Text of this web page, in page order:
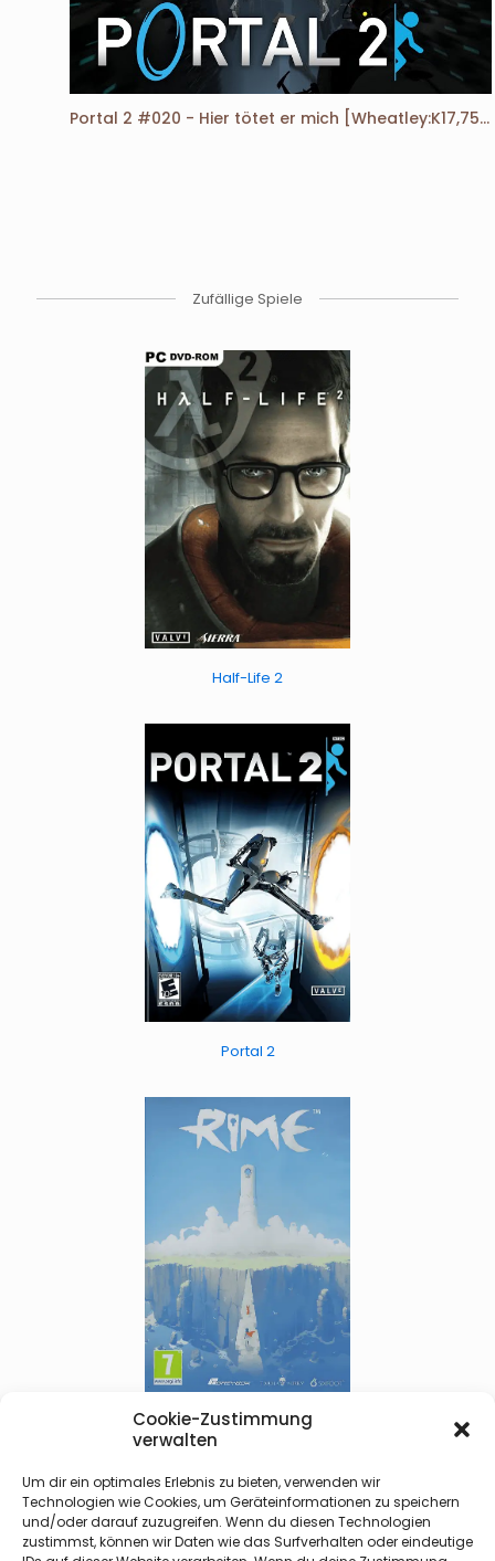
Cookie-Zustimmung
verwalten
Um dir ein optimales Erlebnis zu bieten, verwenden wir
Technologien wie Cookies, um Geräteinformationen zu speichern
und/oder darauf zuzugreifen. Wenn du diesen Technologien
zustimmst, können wir Daten wie das Surfverhalten oder eindeutige
Portal 2 #020 - Hier tötet er mich [Wheatley:K17,75][DE][HD]
Zufällige Spiele
Half-Life 2
Portal 2
RIME
Game-Tags